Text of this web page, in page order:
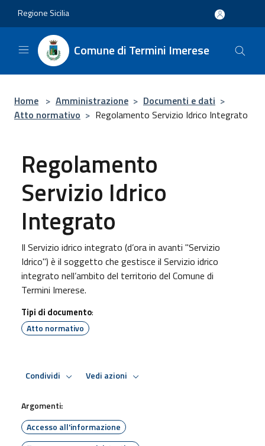
Regione Sicilia
Comune di Termini Imerese
Home > Amministrazione > Documenti e dati >
Atto normativo > Regolamento Servizio Idrico Integrato
Regolamento
Servizio Idrico
Integrato
Il Servizio idrico integrato (d’ora in avanti "Servizio
Idrico") è il soggetto che gestisce il Servizio idrico
integrato nell’ambito del territorio del Comune di
Termini Imerese.
Tipi di documento:
Atto normativo
Condividi Vedi azioni
Argomenti:
Accesso all'informazione